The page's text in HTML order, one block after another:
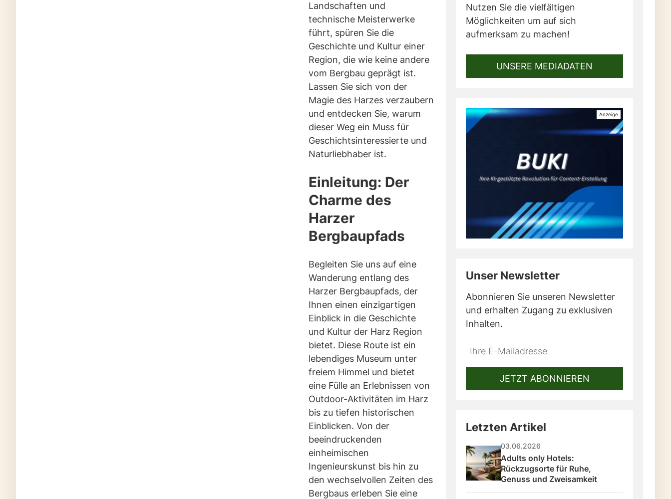
Landschaften und
technische Meisterwerke
führt, spüren Sie die
Geschichte und Kultur einer
Region, die wie keine andere
vom Bergbau geprägt ist.
Lassen Sie sich von der
Magie des Harzes verzaubern
und entdecken Sie, warum
dieser Weg ein Muss für
Geschichtsinteressierte und
Naturliebhaber ist.
Einleitung: Der
Charme des
Harzer
Bergbaupfads
Begleiten Sie uns auf eine
Wanderung entlang des
Harzer Bergbaupfads, der
Ihnen einen einzigartigen
Einblick in die Geschichte
und Kultur der Harz Region
bietet. Diese Route ist ein
lebendiges Museum unter
freiem Himmel und bietet
eine Fülle an Erlebnissen von
Outdoor-Aktivitäten im Harz
bis zu tiefen historischen
Einblicken. Von der
beeindruckenden
einheimischen
Ingenieurskunst bis hin zu
den wechselvollen Zeiten des
Bergbaus erleben Sie eine
Nutzen Sie die vielfältigen
Möglichkeiten um auf sich
aufmerksam zu machen!
UNSERE MEDIADATEN
Unser Newsletter
Abonnieren Sie unseren Newsletter
und erhalten Zugang zu exklusiven
Inhalten.
Do
*Ihre
Mailadresse:JETZT ABONNIEREN
Letzten Artikel
03.06.2026
Adults only Hotels:
Rückzugsorte für Ruhe,
Genuss und Zweisamkeit